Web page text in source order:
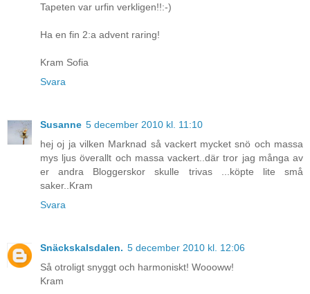
Tapeten var urfin verkligen!!:-)
Ha en fin 2:a advent raring!
Kram Sofia
Svara
Susanne 5 december 2010 kl. 11:10
hej oj ja vilken Marknad så vackert mycket snö och massa
mys ljus överallt och massa vackert..där tror jag många av
er andra Bloggerskor skulle trivas ...köpte lite små
saker..Kram
Svara
Snäckskalsdalen. 5 december 2010 kl. 12:06
Så otroligt snyggt och harmoniskt! Woooww!
Kram